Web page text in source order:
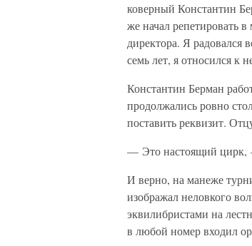
коверный Константин
же начал репетировать
директора. Я радовался
семь лет, я относился к
Константин Берман
продолжались ровно
поставить реквизит.
— Это настоящий цирк,
И верно, на манеже
изображал неловкого
эквилибристами на
в любой номер входил